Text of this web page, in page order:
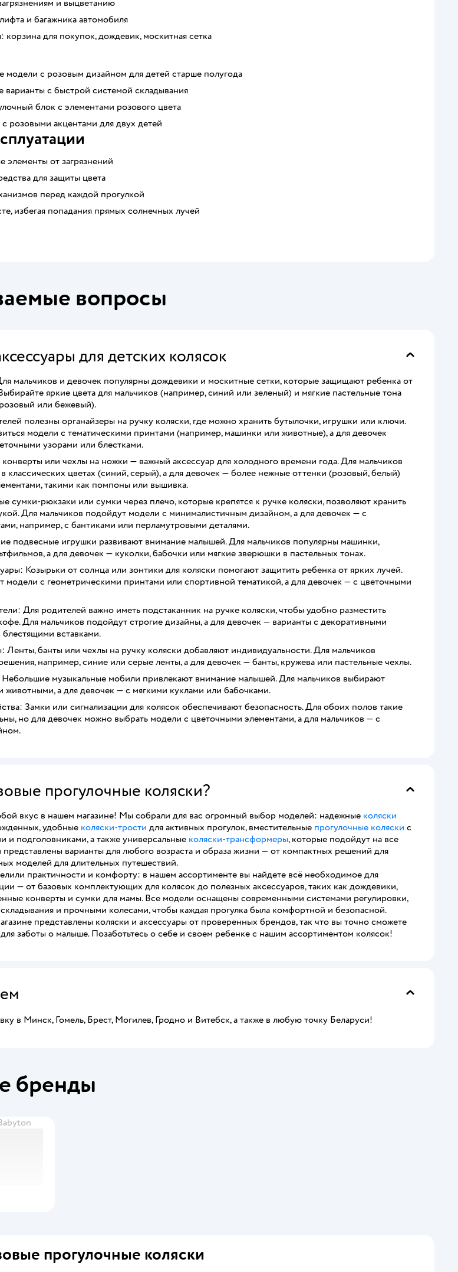
и выцветанию
и багажника автомобиля
для покупок, дождевик, москитная сетка
модели с розовым дизайном для детей старше полугода
с быстрой системой складывания
блок с элементами розового цвета
розовыми акцентами для двух детей
элементы от загрязнений
для защиты цвета
перед каждой прогулкой
избегая попадания прямых солнечных лучей
вопросы
для детских колясок
мальчиков и девочек популярны дождевики и москитные сетки, которые защищают ребенка от
яркие цвета для мальчиков (например, синий или зеленый) и мягкие пастельные тона
или бежевый).
полезны органайзеры на ручку коляски, где можно хранить бутылочки, игрушки или ключи.
модели с тематическими принтами (например, машинки или животные), а для девочек
узорами или блестками.
или чехлы на ножки — важный аксессуар для холодного времени года. Для мальчиков
классических цветах (синий, серый), а для девочек — более нежные оттенки (розовый, белый)
такими как помпоны или вышивка.
сумки-рюкзаки или сумки через плечо, которые крепятся к ручке коляски, позволяют хранить
Для мальчиков подойдут модели с минималистичным дизайном, а для девочек — с
например, с бантиками или перламутровыми деталями.
подвесные игрушки развивают внимание малышей. Для мальчиков популярны машинки,
а для девочек — куколки, бабочки или мягкие зверюшки в пастельных тонах.
Козырьки от солнца или зонтики для коляски помогают защитить ребенка от ярких лучей.
модели с геометрическими принтами или спортивной тематикой, а для девочек — с цветочными
Для родителей важно иметь подстаканник на ручке коляски, чтобы удобно разместить
Для мальчиков подойдут строгие дизайны, а для девочек — варианты с декоративными
вставками.
банты или чехлы на ручку коляски добавляют индивидуальности. Для мальчиков
например, синие или серые ленты, а для девочек — банты, кружева или пастельные чехлы.
музыкальные мобили привлекают внимание малышей. Для мальчиков выбирают
а для девочек — с мягкими куклами или бабочками.
Замки или сигнализации для колясок обеспечивают безопасность. Для обоих полов такие
но для девочек можно выбрать модели с цветочными элементами, а для мальчиков — с
прогулочные коляски?
вкус в нашем магазине! Мы собрали для вас огромный выбор моделей: надежные коляски
удобные коляски-трости для активных прогулок, вместительные прогулочные коляски с
и подголовниками, а также универсальные коляски-трансформеры, которые подойдут на все
варианты для любого возраста и образа жизни — от компактных решений для
моделей для длительных путешествий.
практичности и комфорту: в нашем ассортименте вы найдете всё необходимое для
— от базовых комплектующих для колясок до полезных аксессуаров, таких как дождевики,
конверты и сумки для мамы. Все модели оснащены современными системами регулировки,
и прочными колесами, чтобы каждая прогулка была комфортной и безопасной.
представлены коляски и аксессуары от проверенных брендов, так что вы точно сможете
заботы о малыше. Позаботьтесь о себе и своем ребенке с нашим ассортиментом колясок!
в Минск, Гомель, Брест, Могилев, Гродно и Витебск, а также в любую точку Беларуси!
бренды
прогулочные коляски